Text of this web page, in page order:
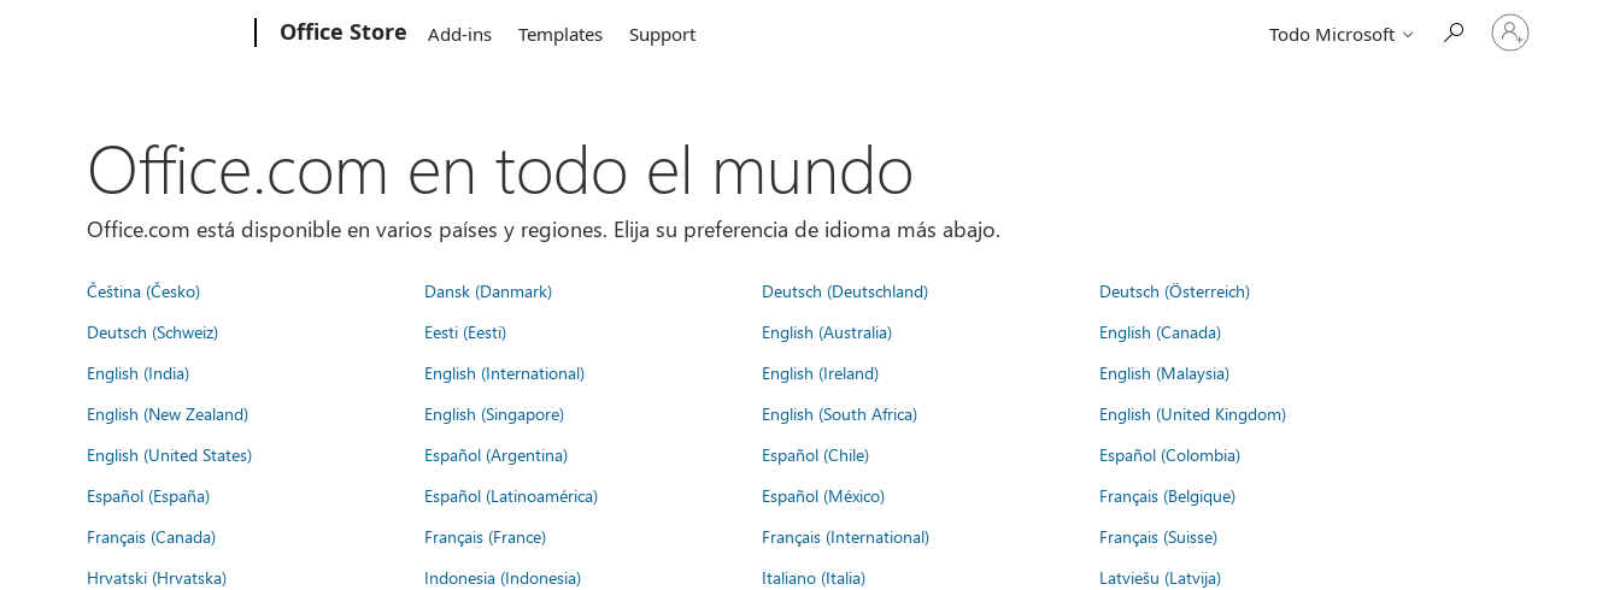
Office Store Add-ins Templates Support Todo Microsoft
Iniciar
sesión
Office.com en todo el mundo
Office.com está disponible en varios países y regiones. Elija su preferencia de idioma más abajo.
Čeština (Česko) Dansk (Danmark) Deutsch (Deutschland)
Deutsch (Österreich)
Deutsch (Schweiz)
Eesti (Eesti) English (Australia)
English (Canada)
English (India)
English (International) English (Ireland)
English (Malaysia)
English (New Zealand)
English (Singapore) English (South Africa)
English (United Kingdom)
English (United States)
Español (Argentina) Español (Chile)
Español (Colombia)
Español (España)
Español (Latinoamérica) Español (México)
Français (Belgique)
Français (Canada)
Français (France) Français (International)
Français (Suisse)
Hrvatski (Hrvatska)
Indonesia (Indonesia) Italiano (Italia)
Latviešu (Latvija)